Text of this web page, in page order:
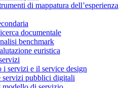
di mappatura dell’esperienza
documentale
benchmark
euristica
i servizi e il service design
servizi pubblici digitali